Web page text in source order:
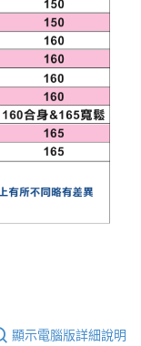
顯示電腦版詳細說明